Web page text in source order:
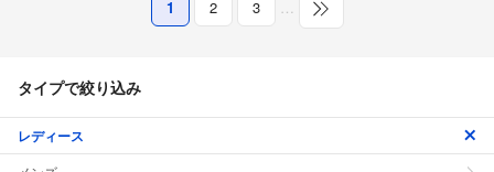
1 2 3 …
タイプで絞り込み
レディース